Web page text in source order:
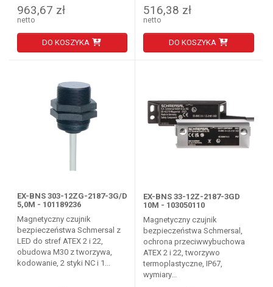
963,67 zł
netto
DO KOSZYKA
516,38 zł
netto
DO KOSZYKA
EX-BNS 303-12ZG-2187-3G/D
5,0M - 101189236
Magnetyczny czujnik
bezpieczeństwa Schmersal z
LED do stref ATEX 2 i 22,
obudowa M30 z tworzywa,
kodowanie, 2 styki NC i 1...
EX-BNS 33-12Z-2187-3GD
10M - 103050110
Magnetyczny czujnik
bezpieczeństwa Schmersal,
ochrona przeciwwybuchowa
ATEX 2 i 22, tworzywo
termoplastyczne, IP67,
wymiary...